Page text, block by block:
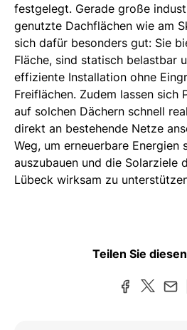
festgelegt. Gerade große
genutzte Dachflächen wie am
sich dafür besonders gut: Sie
Fläche, sind statisch belastbar
effiziente Installation ohne
Freiflächen. Zudem lassen sich
auf solchen Dächern schnell
direkt an bestehende Netze
Weg, um erneuerbare
auszubauen und die Solarziele
Lübeck wirksam zu
Teilen Sie